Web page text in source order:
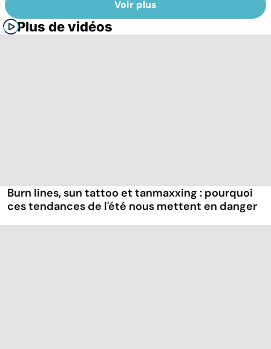
Voir plus
Plus de vidéos
Burn lines, sun tattoo et tanmaxxing : pourquoi
ces tendances de l'été nous mettent en danger